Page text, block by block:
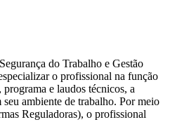
do Trabalho e Gestão
o profissional na função
e laudos técnicos, a
seu ambiente de trabalho. Por meio
Reguladoras), o profissional